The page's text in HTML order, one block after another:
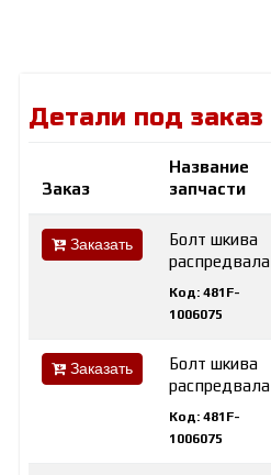
Детали под заказ
Заказ
Название
запчасти
Заказать
Болт шкива
распредвала
Код: 481F-
1006075
Заказать
Болт шкива
распредвала
Код: 481F-
1006075